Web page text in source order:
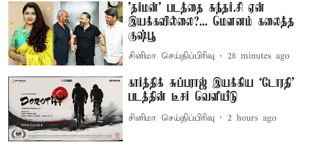
'தர்மன்' படத்தை சுந்தர்.சி ஏன்
இயக்கவில்லை?... மௌனம் கலைத்த
குஷ்பூ
சினிமா செய்திப்பிரிவு 28 minutes ago
கார்த்திக் சுப்பராஜ் இயக்கிய `டோரதி'
படத்தின் டீசர் வெளியீடு
சினிமா செய்திப்பிரிவு 2 hours ago